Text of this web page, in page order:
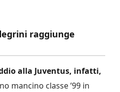
raggiunge
alla Juventus, infatti,
mancino classe ’99 in